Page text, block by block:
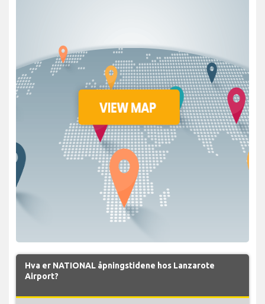
Hva er NATIONAL åpningstidene hos Lanzarote
Airport?